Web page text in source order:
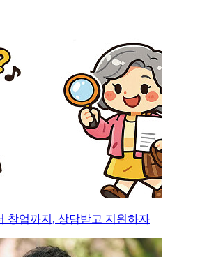
창업까지, 상담받고 지원하자